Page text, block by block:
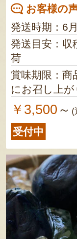
お客様の
発送時期：6
発送目安：収
荷
賞味期限：商
にお召し上
￥3,500 ～ (
受付中